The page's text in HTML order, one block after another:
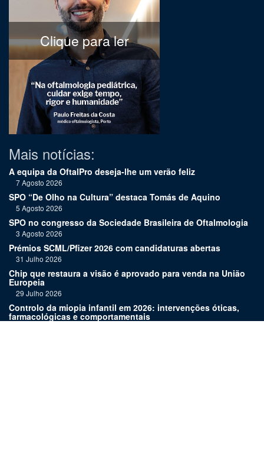
Clique para ler
Mais notícias:
A equipa da OftalPro deseja-lhe um verão feliz
7 Agosto 2026
SPO “De Olho na Cultura” destaca Tomás de Aquino
5 Agosto 2026
SPO no congresso da Sociedade Brasileira de Oftalmologia
3 Agosto 2026
Prémios SCML/Pfizer 2026 com candidaturas abertas
31 Julho 2026
Chip que restaura a visão é aprovado para venda na União
Europeia
29 Julho 2026
Controlo da miopia infantil em 2026: intervenções óticas,
farmacológicas e comportamentais